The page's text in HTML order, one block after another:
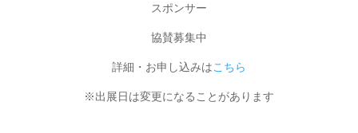
スポンサー
協賛募集中
詳細・お申し込みはこちら
※出展日は変更になることがあります